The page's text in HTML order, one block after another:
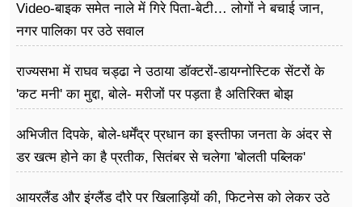
Video-बाइक समेत नाले में गिरे पिता-बेटी… लोगों ने बचाई जान,
नगर पालिका पर उठे सवाल
राज्यसभा में राघव चड्ढा ने उठाया डॉक्टरों-डायग्नोस्टिक सेंटरों के
'कट मनी' का मुद्दा, बोले- मरीजों पर पड़ता है अ​तिरिक्त बोझ
अभिजीत दिपके, बोले-धर्मेंद्र प्रधान का इस्तीफा जनता के अंदर से
डर खत्म होने का है प्रतीक, सितंबर से चलेगा 'बोलती पब्लिक'
आयरलैंड और इंग्लैंड दौरे पर खिलाड़ियों की, फिटनेस को लेकर उठे